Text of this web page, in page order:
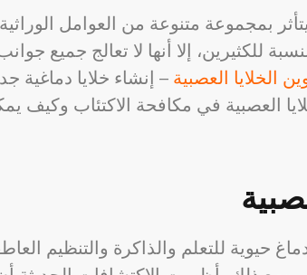
بمجموعة متنوعة من العوامل الوراثية
للكثيرين، إلا أنها لا تعالج جميع
الخلايا العصبية – إنشاء خلايا دماغية
العصبية في مكافحة الاكتئاب وكيف
للتعلم والذاكرة والتنظيم